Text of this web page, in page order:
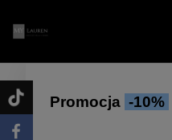
Promocja -10%